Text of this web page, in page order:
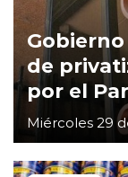
de
por el
Miércoles 29